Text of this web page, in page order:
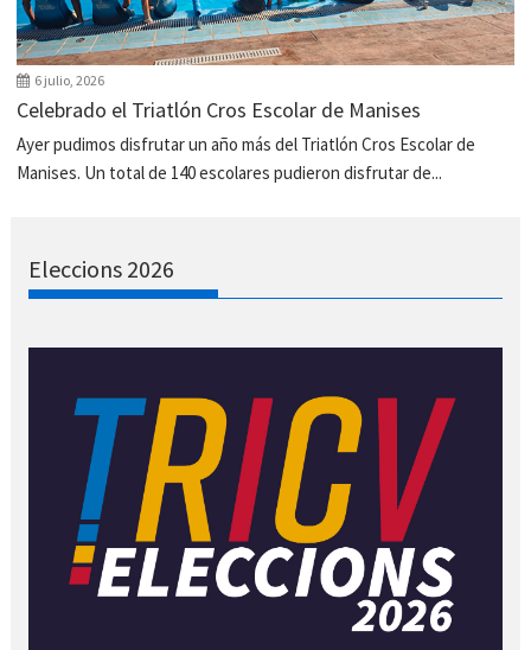
6 julio, 2026
Celebrado el Triatlón Cros Escolar de Manises
Ayer pudimos disfrutar un año más del Triatlón Cros Escolar de
Manises. Un total de 140 escolares pudieron disfrutar de...
Eleccions 2026